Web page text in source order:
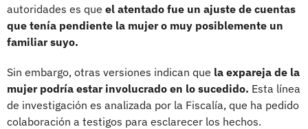
autoridades es que el atentado fue un ajuste de cuentas
que tenía pendiente la mujer o muy posiblemente un
familiar suyo.
Sin embargo, otras versiones indican que la expareja de la
mujer podría estar involucrado en lo sucedido. Esta línea
de investigación es analizada por la Fiscalía, que ha pedido
colaboración a testigos para esclarecer los hechos.